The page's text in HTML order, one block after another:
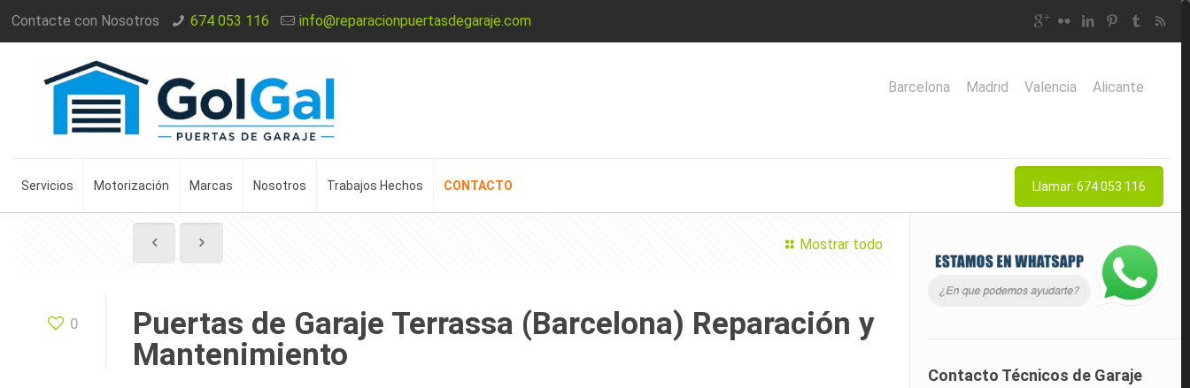
Contacte con Nosotros 674 053 116 info@reparacionpuertasdegaraje.com
Servicios Motorización Marcas Nosotros Trabajos Hechos CONTACTO
Barcelona Madrid Valencia Alicante
Llamar: 674 053 116
Mostrar todo
0
Puertas de Garaje Terrassa (Barcelona) Reparación y
Mantenimiento
Contacto Técnicos de Garaje